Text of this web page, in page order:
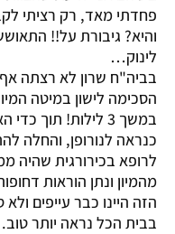
פחדתי מאד, רק רציתי
והיא? גיבורת על!!
לינוק…
בביה"ח שרון לא רצתה
הסכימה לישון במיטה
במשך 3 לילות! תוך
כנראה לנורופן, והחלה
לרופא בכירורגית שהיה
מהמיון ונתן הוראות
הזה היינו כבר עייפים
בבית הכל נראה יותר טוב.